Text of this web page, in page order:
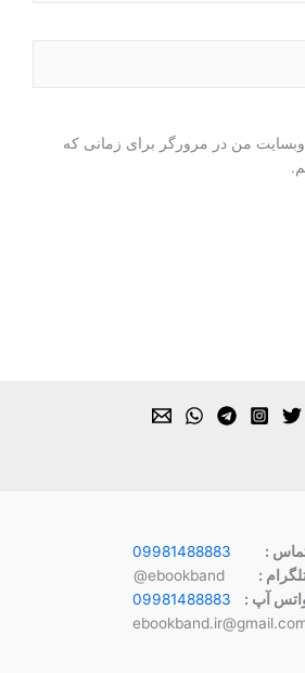
وبسایت من در مرورگر برای زمانی که
:
09981488883
:
آپ :
09981488883